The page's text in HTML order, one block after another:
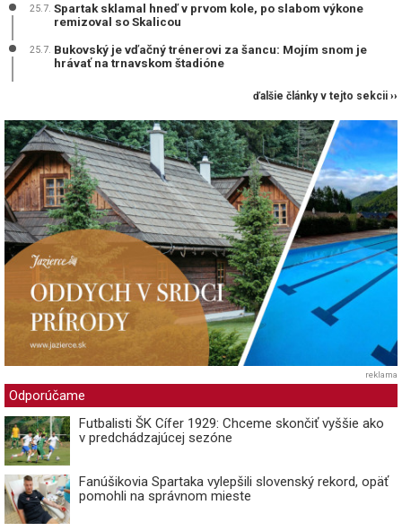
25.7. Spartak sklamal hneď v prvom kole, po slabom výkone
remizoval so Skalicou
25.7. Bukovský je vďačný trénerovi za šancu: Mojím snom je
hrávať na trnavskom štadióne
ďalšie články v tejto sekcii ››
reklama
Odporúčame
Futbalisti ŠK Cífer 1929: Chceme skončiť vyššie ako
v predchádzajúcej sezóne
Fanúšikovia Spartaka vylepšili slovenský rekord, opäť
pomohli na správnom mieste